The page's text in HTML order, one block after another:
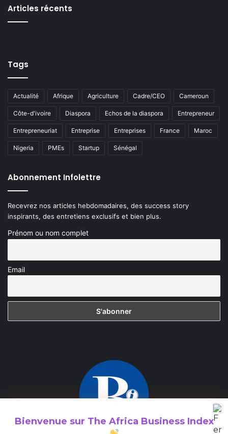
Bienvenue sur The Africa Business Index
Articles récents
Tags
Actualité Afrique Agriculture Cadre/CEO Cameroun
Côte-d'ivoire Diaspora Echos de la diaspora Entrepreneur
Entrepreneuriat Entreprise Entreprises France Maroc
Nigeria PMEs Startup Sénégal
Abonnement Infolettre
Recevrez nos articles hebdomadaires, des success story
inspirants, des entretiens exclusifs et bien plus.
Prénom ou nom complet
Email